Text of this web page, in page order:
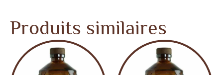
Produits similaires